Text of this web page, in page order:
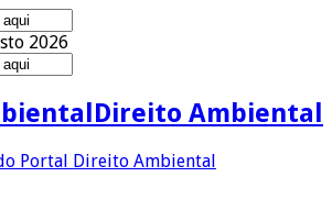
2026
Direito Ambiental